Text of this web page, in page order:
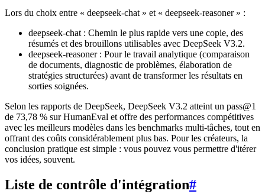
Lors du choix entre « deepseek-chat » et « deepseek-reasoner » :
deepseek-chat : Chemin le plus rapide vers une copie, des
résumés et des brouillons utilisables avec DeepSeek V3.2.
deepseek-reasoner : Pour le travail analytique (comparaison
de documents, diagnostic de problèmes, élaboration de
stratégies structurées) avant de transformer les résultats en
sorties soignées.
Selon les rapports de DeepSeek, DeepSeek V3.2 atteint un pass@1
de 73,78 % sur HumanEval et offre des performances compétitives
avec les meilleurs modèles dans les benchmarks multi-tâches, tout en
offrant des coûts considérablement plus bas. Pour les créateurs, la
conclusion pratique est simple : vous pouvez vous permettre d'itérer
vos idées, souvent.
Liste de contrôle d'intégration#